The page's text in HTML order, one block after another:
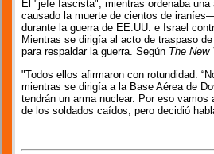
El "jefe fascista", mientras ordenaba
causado la muerte de cientos de
durante la guerra de EE.UU. e Israel
Mientras se dirigía al acto de traspaso
para respaldar la guerra. Según The New
"Todos ellos afirmaron con rotundidad:
mientras se dirigía a la Base Aérea de
tendrán un arma nuclear. Por eso
de los soldados caídos, pero decidió